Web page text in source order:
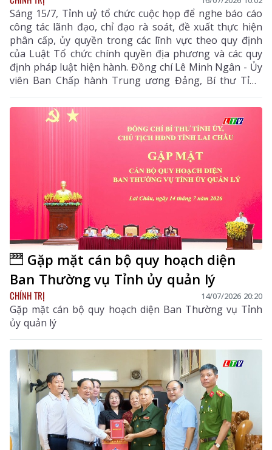
Sáng 15/7, Tỉnh uỷ tổ chức cuộc họp để nghe báo cáo
công tác lãnh đạo, chỉ đạo rà soát, đề xuất thực hiện
phân cấp, ủy quyền trong các lĩnh vực theo quy định
của Luật Tổ chức chính quyền địa phương và các quy
định pháp luật hiện hành. Đồng chí Lê Minh Ngân - Ủy
viên Ban Chấp hành Trung ương Đảng, Bí thư Tỉnh
uỷ, Chủ tịch HĐND tỉnh chủ trì cuộc họp.
Gặp mặt cán bộ quy hoạch diện
Ban Thường vụ Tỉnh ủy quản lý
CHÍNH TRỊ 14/07/2026 20:20
Gặp mặt cán bộ quy hoạch diện Ban Thường vụ Tỉnh
ủy quản lý